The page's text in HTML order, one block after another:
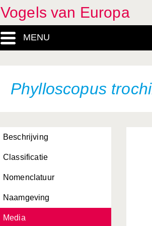
Vogels van Europa
MENU
Phylloscopus
Beschrijving
Classificatie
Nomenclatuur
Naamgeving
Media